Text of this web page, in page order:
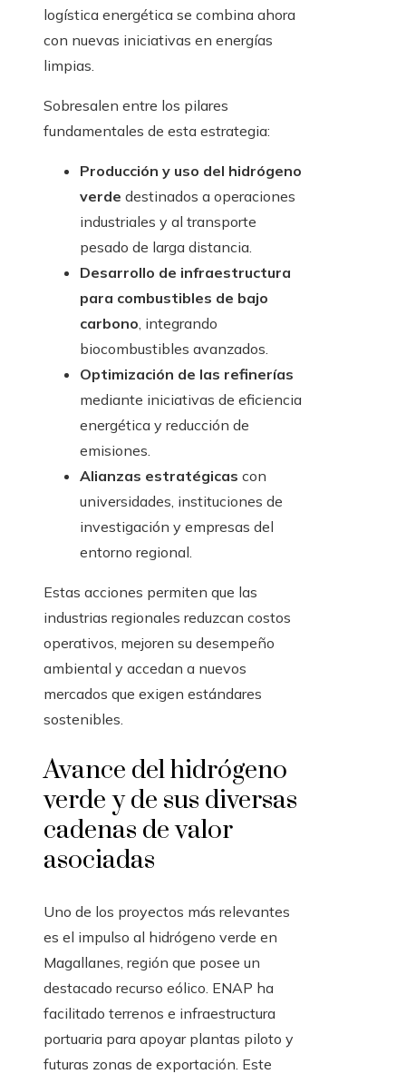
logística energética se combina ahora
con nuevas iniciativas en energías
limpias.
Sobresalen entre los pilares
fundamentales de esta estrategia:
Producción y uso del hidrógeno
verde destinados a operaciones
industriales y al transporte
pesado de larga distancia.
Desarrollo de infraestructura
para combustibles de bajo
carbono, integrando
biocombustibles avanzados.
Optimización de las refinerías
mediante iniciativas de eficiencia
energética y reducción de
emisiones.
Alianzas estratégicas con
universidades, instituciones de
investigación y empresas del
entorno regional.
Estas acciones permiten que las
industrias regionales reduzcan costos
operativos, mejoren su desempeño
ambiental y accedan a nuevos
mercados que exigen estándares
sostenibles.
Avance del hidrógeno
verde y de sus diversas
cadenas de valor
asociadas
Uno de los proyectos más relevantes
es el impulso al hidrógeno verde en
Magallanes, región que posee un
destacado recurso eólico. ENAP ha
facilitado terrenos e infraestructura
portuaria para apoyar plantas piloto y
futuras zonas de exportación. Este